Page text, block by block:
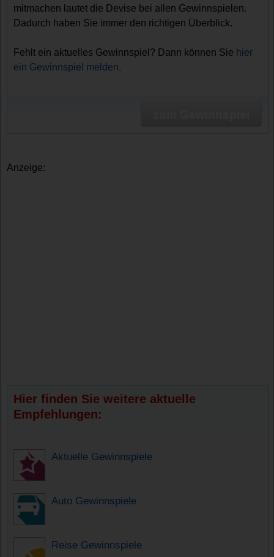
mitmachen lautet die Devise bei allen Gewinnspielen.
Dadurch haben Sie immer den richtigen Überblick.
Fehlt ein aktuelles Gewinnspiel? Dann können Sie hier
ein Gewinnspiel melden.
Anzeige:
Hier finden Sie weitere aktuelle
Empfehlungen:
Aktuelle Gewinnspiele
Auto Gewinnspiele
Reise Gewinnspiele